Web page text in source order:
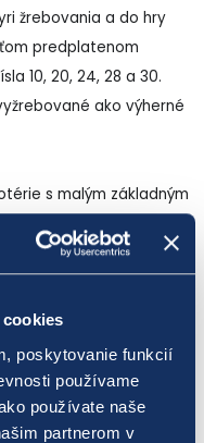
poskytovanie funkcií
používame
používate naše
partnerom v
žrebovania a do hry
predplatenom
10, 20, 24, 28 a 30.
ako výherné
s malým základným
tipu je len 0,50
šancou na
výhry v prvom poradí
Päť výherných čísel